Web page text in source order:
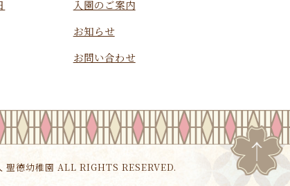
入園のご案内
お知らせ
お問い合わせ
徳幼稚園 ALL RIGHTS RESERVED.